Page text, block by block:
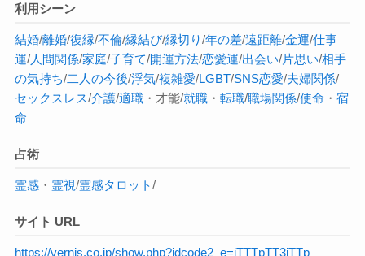
利用シーン
結婚/離婚/復縁/不倫/縁結び/縁切り/年の差/遠距離/金運/仕事
運/人間関係/家庭/子育て/開運方法/恋愛運/出会い/片思い/相手
の気持ち/二人の今後/浮気/複雑愛/LGBT/SNS恋愛/夫婦関係/
セックスレス/介護/適職・才能/就職・ 転職/職場関係/使命 ・ 宿
命
占術
霊感・ 霊視/霊感タロット/
サイト URL
https://vernis.co.jp/show.php?idcode2_e=jTTTpTT3jTTp